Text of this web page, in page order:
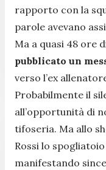
rapporto con la
parole avevano
Ma a quasi 48 ore
pubblicato un
verso l’ex
Probabilmente il
all’opportunità di
tifoseria. Ma allo
Rossi lo
manifestando